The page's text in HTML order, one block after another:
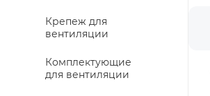
Крепеж для
вентиляции
Комплектующие
для вентиляции